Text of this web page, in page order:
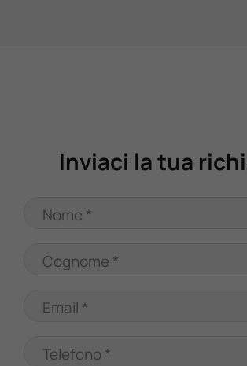
Inviaci la tua
Nome *
Cognome *
Email *
Telefono *